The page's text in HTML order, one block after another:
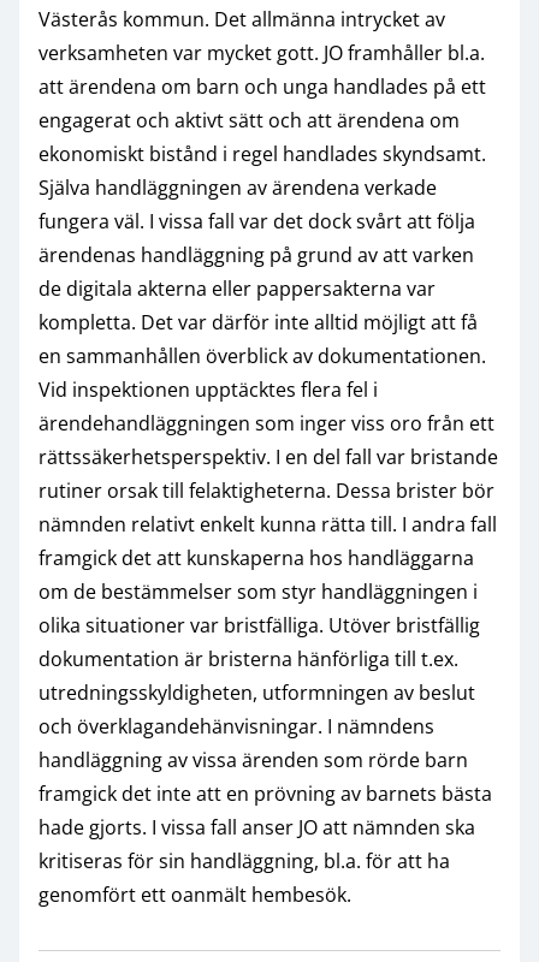
Västerås kommun. Det allmänna intrycket av
verksamheten var mycket gott. JO framhåller bl.a.
att ärendena om barn och unga handlades på ett
engagerat och aktivt sätt och att ärendena om
ekonomiskt bistånd i regel handlades skyndsamt.
Själva handläggningen av ärendena verkade
fungera väl. I vissa fall var det dock svårt att följa
ärendenas handläggning på grund av att varken
de digitala akterna eller pappersakterna var
kompletta. Det var därför inte alltid möjligt att få
en sammanhållen överblick av dokumentationen.
Vid inspektionen upptäcktes flera fel i
ärendehandläggningen som inger viss oro från ett
rättssäkerhetsperspektiv. I en del fall var bristande
rutiner orsak till felaktigheterna. Dessa brister bör
nämnden relativt enkelt kunna rätta till. I andra fall
framgick det att kunskaperna hos handläggarna
om de bestämmelser som styr handläggningen i
olika situationer var bristfälliga. Utöver bristfällig
dokumentation är bristerna hänförliga till t.ex.
utredningsskyldigheten, utformningen av beslut
och överklagandehänvisningar. I nämndens
handläggning av vissa ärenden som rörde barn
framgick det inte att en prövning av barnets bästa
hade gjorts. I vissa fall anser JO att nämnden ska
kritiseras för sin handläggning, bl.a. för att ha
genomfört ett oanmält hembesök.